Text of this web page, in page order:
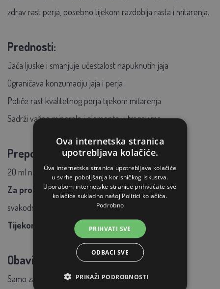
zdrav rast perja, posebno tijekom razdoblja rasta i mitarenja.
Prednosti:
Jača ljuske i smanjuje učestalost napuknutih jaja
Ograničava konzumaciju jaja i perja
Potiče rast kvalitetnog perja tijekom mitarenja
Sadrži važne minerale i elemente u tragovima
Preporučena doza:
20 ml na 1 litru vode za piće
Za probleme s jajima ili znakove nedostatka:
svakodnevno tijekom najmanje 3 tjedna
Tijekom parenja i mitarenja:2x tjedno
Obavijest:
Samo za perad
Ova internetska stranica
upotrebljava kolačiće.
Ova internetska stranica upotrebljava kolačiće
u svrhe poboljšanja korisničkog iskustva.
Uporabom internetske stranice prihvaćate sve
kolačiće sukladno našoj Politici kolačića.
Podrobno
PRIHVATI SVE
ODBACI SVE
PRIKAŽI PODROBNOSTI